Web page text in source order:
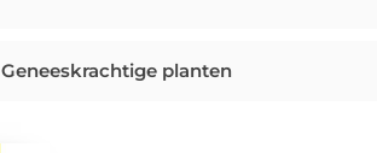
Geneeskrachtige planten